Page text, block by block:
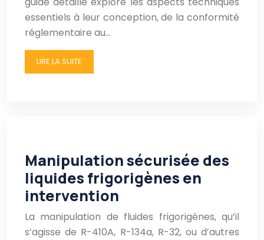
essentiels à leur conception, de la conformité
réglementaire au…
LIRE LA SUITE
Manipulation sécurisée des
liquides frigorigènes en
intervention
La manipulation de fluides frigorigènes, qu’il
s’agisse de R-410A, R-134a, R-32, ou d’autres